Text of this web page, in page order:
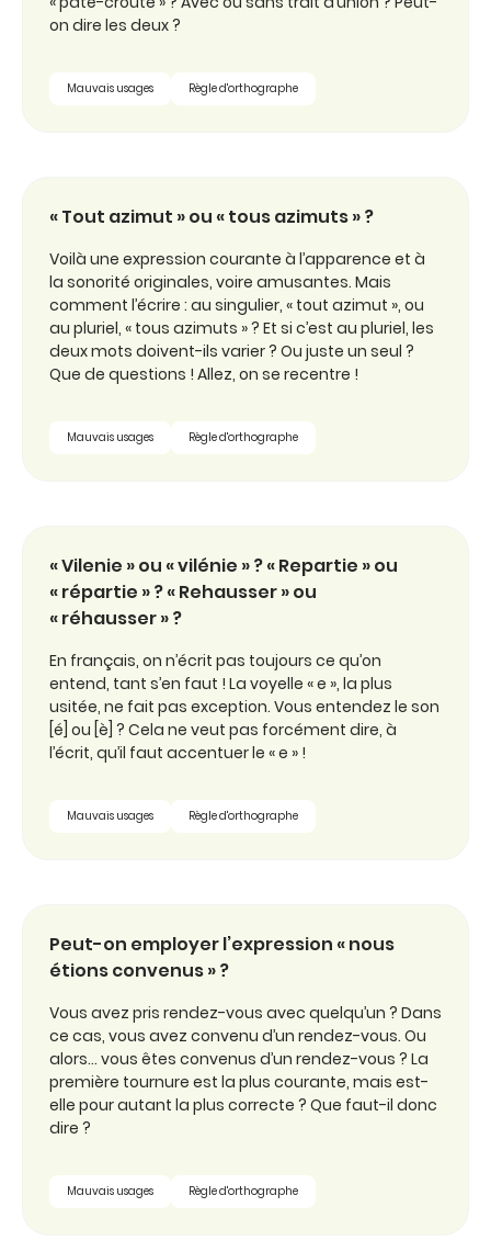
on dire les deux ?
Mauvais usages Règle d'orthographe
« Tout azimut » ou « tous azimuts » ?
Voilà une expression courante à l’apparence et à
la sonorité originales, voire amusantes. Mais
comment l’écrire : au singulier, « tout azimut », ou
au pluriel, « tous azimuts » ? Et si c’est au pluriel, les
deux mots doivent-ils varier ? Ou juste un seul ?
Que de questions ! Allez, on se recentre !
Mauvais usages Règle d'orthographe
« Vilenie » ou « vilénie » ? « Repartie » ou
« répartie » ? « Rehausser » ou
« réhausser » ?
En français, on n’écrit pas toujours ce qu’on
entend, tant s’en faut ! La voyelle « e », la plus
usitée, ne fait pas exception. Vous entendez le son
[é] ou [è] ? Cela ne veut pas forcément dire, à
l’écrit, qu’il faut accentuer le « e » !
Mauvais usages Règle d'orthographe
Peut-on employer l’expression « nous
étions convenus » ?
Vous avez pris rendez-vous avec quelqu’un ? Dans
ce cas, vous avez convenu d’un rendez-vous. Ou
alors… vous êtes convenus d’un rendez-vous ? La
première tournure est la plus courante, mais est-
elle pour autant la plus correcte ? Que faut-il donc
dire ?
Mauvais usages Règle d'orthographe